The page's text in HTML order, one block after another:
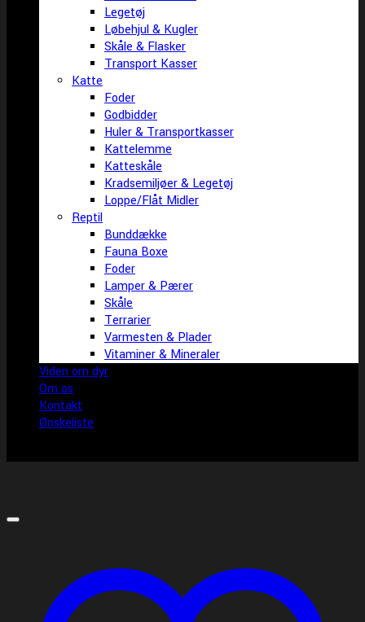
Legetøj
Løbehjul & Kugler
Skåle & Flasker
Transport Kasser
Katte
Foder
Godbidder
Huler & Transportkasser
Kattelemme
Katteskåle
Kradsemiljøer & Legetøj
Loppe/Flåt Midler
Reptil
Bunddække
Fauna Boxe
Foder
Lamper & Pærer
Skåle
Terrarier
Varmesten & Plader
Vitaminer & Mineraler
Viden om dyr
Om os
Kontakt
Ønskeliste